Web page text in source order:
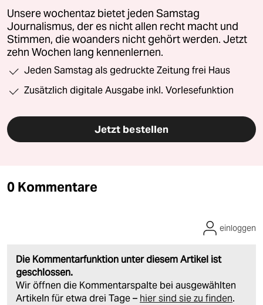
Unsere wochentaz bietet jeden Samstag
Journalismus, der es nicht allen recht macht und
Stimmen, die woanders nicht gehört werden. Jetzt
zehn Wochen lang kennenlernen.
Jeden Samstag als gedruckte Zeitung frei Haus
Zusätzlich digitale Ausgabe inkl. Vorlesefunktion
Jetzt bestellen
0 Kommentare
Die Kommentarfunktion unter diesem Artikel ist
geschlossen.
Wir öffnen die Kommentarspalte bei ausgewählten
Artikeln für etwa drei Tage – hier sind sie zu finden.
einloggen